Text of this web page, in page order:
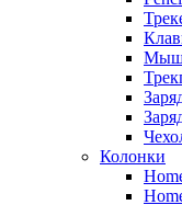
Колонки